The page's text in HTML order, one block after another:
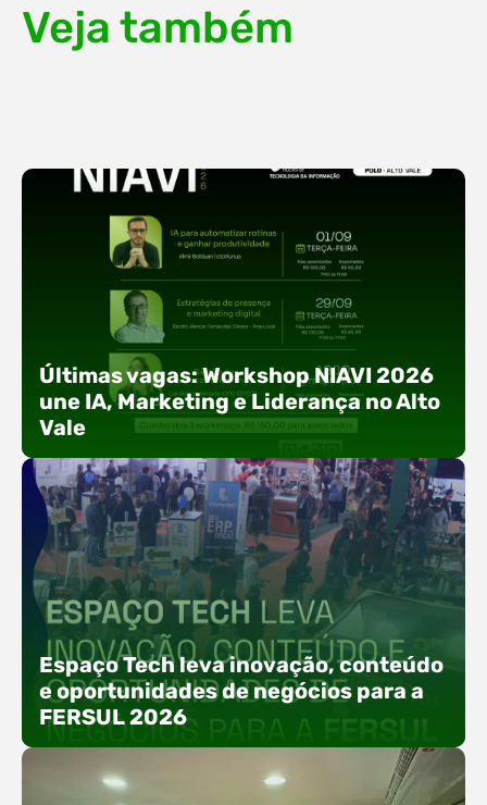
Veja também
Últimas vagas: Workshop NIAVI 2026
une IA, Marketing e Liderança no Alto
Vale
Com o objetivo de impulsionar a produtividade, a
presença digital e a gestão nas empresas do
Alto Vale, o Núcleo de Tecnologia da Informação
(NIAVI), Polo ACATE-ACIRS, realiza a edição
2026 do Workshop NIAVI. O evento foi
em três encontros práticos ao longo dos meses
de setembro e outubro,…
Espaço Tech leva inovação, conteúdo
e oportunidades de negócios para a
FERSUL 2026